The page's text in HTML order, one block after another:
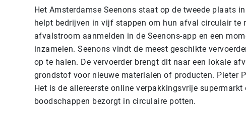
Het Amsterdamse Seenons staat op de tweede plaats
helpt bedrijven in vijf stappen om hun afval circulair te
afvalstroom aanmelden in de Seenons-app en een
inzamelen. Seenons vindt de meest geschikte
op te halen. De vervoerder brengt dit naar een lokale
grondstof voor nieuwe materialen of producten. Pieter
Het is de allereerste online verpakkingsvrije
boodschappen bezorgt in circulaire potten.